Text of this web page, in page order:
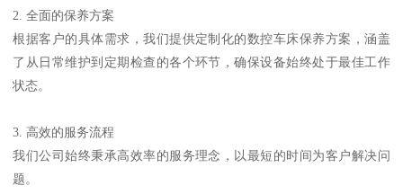
2. 全面的保养方案
根据客户的具体需求，我们提供定制化的数控车床保养方案，涵盖
了从日常维护到定期检查的各个环节，确保设备始终处于最佳工作
状态。
3. 高效的服务流程
我们公司始终秉承高效率的服务理念，以最短的时间为客户解决问
题。